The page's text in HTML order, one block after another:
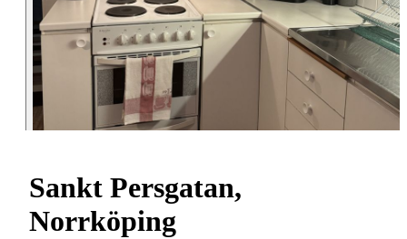
Sankt Persgatan,
Norrköping